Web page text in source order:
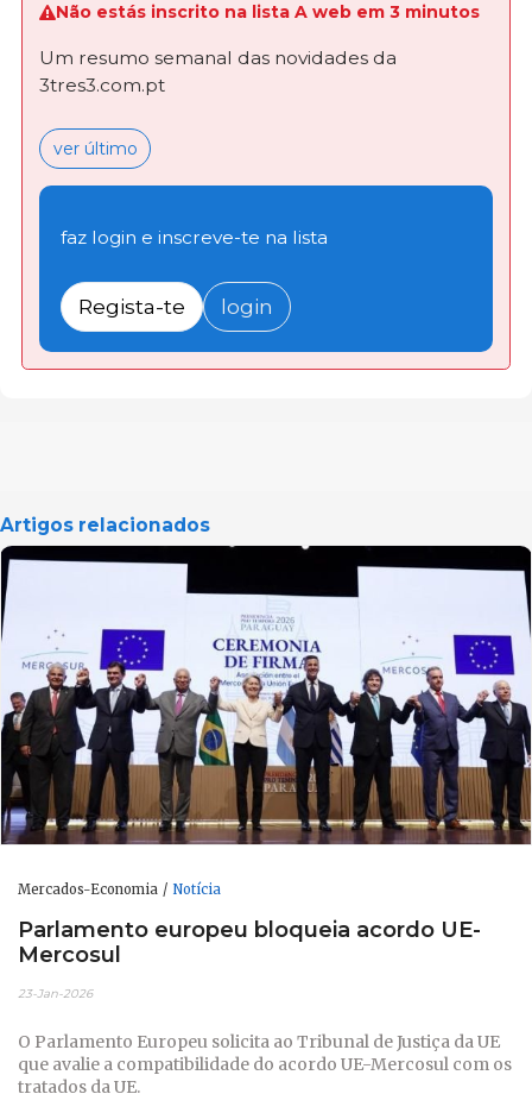
Não estás inscrito na lista A web em 3 minutos
Um resumo semanal das novidades da
3tres3.com.pt
ver último
faz login e inscreve-te na lista
Regista-te login
Artigos relacionados
Mercados-Economia Notícia
Parlamento europeu bloqueia acordo UE-
Mercosul
23-Jan-2026
O Parlamento Europeu solicita ao Tribunal de Justiça da UE
que avalie a compatibilidade do acordo UE-Mercosul com os
tratados da UE.